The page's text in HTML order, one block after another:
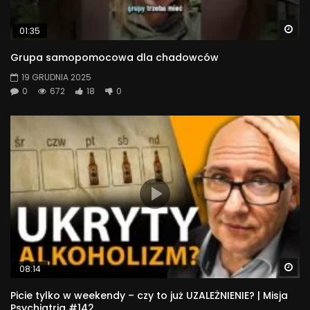
01:35
Grupa samopomocowa dla chadowców
19 GRUDNIA 2025
0
672 18 0
08:14
Picie tylko w weekendy – czy to już UZALEŻNIENIE? | Misja